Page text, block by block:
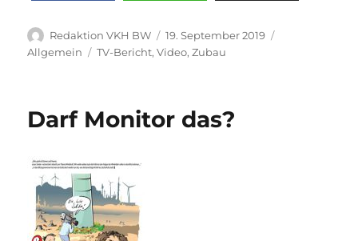
Autor
Redaktion VKH BW
Veröffentlicht
am
19. September 2019
Allgemein
Schlagwörter
TV-Bericht,Video,Zubau
Darf Monitor das?